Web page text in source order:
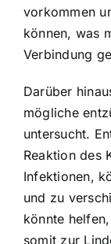
vorkommen
können, was
Verbindung
Darüber
mögliche
untersucht.
Reaktion des
Infektionen,
und zu
könnte
somit zur